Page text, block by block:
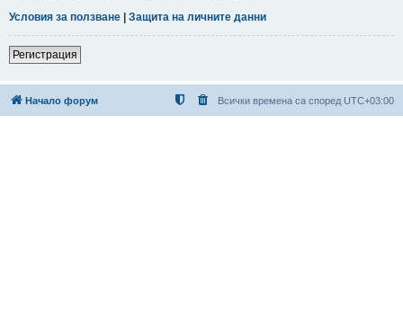
Условия за ползване
Защита на личните данни
Регистрация
Начало форум Всички времена са според UTC+03:00